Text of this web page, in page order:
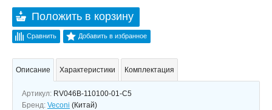
Положить в корзину
Сравнить Добавить в избранное
Описание Характеристики Комплектация
Артикул: RV046B-110100-01-C5
Бренд: Veconi (Китай)